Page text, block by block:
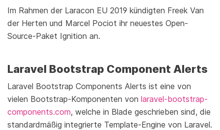
Im Rahmen der Laracon EU 2019 kündigten Freek Van
der Herten und Marcel Pociot ihr neuestes Open-
Source-Paket Ignition an.
Laravel Bootstrap Component Alerts
Laravel Bootstrap Components Alerts ist eine von
vielen Bootstrap-Komponenten von laravel-bootstrap-
components.com, welche in Blade geschrieben sind, die
standardmäßig integrierte Template-Engine von Laravel.